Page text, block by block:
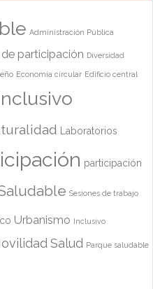
Administración Pública
participación Diversidad
Economía circular Edificio central
Laboratorios
participación
Sesiones de trabajo
Urbanismo Inclusivo
Salud Parque saludable